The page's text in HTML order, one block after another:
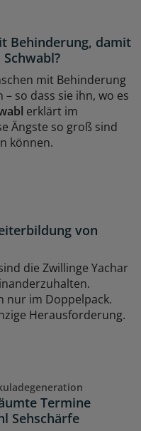
Behinderung, damit
mit Behinderung
so dass sie ihn, wo es
erklärt im
Ängste so groß sind
können.
von
die Zwillinge Yachar
nur im Doppelpack.
Herausforderung.
Termine
Sehschärfe